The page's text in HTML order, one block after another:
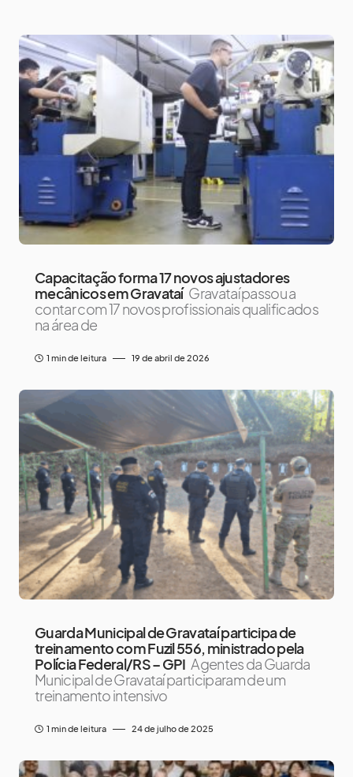
Capacitação forma 17 novos ajustadores
mecânicos em Gravataí Gravataí passou a
contar com 17 novos profissionais qualificados
na área de
1 min de leitura 19 de abril de 2026
Guarda Municipal de Gravataí participa de
treinamento com Fuzil 556, ministrado pela
Polícia Federal/RS – GPI Agentes da Guarda
Municipal de Gravataí participaram de um
treinamento intensivo
1 min de leitura 24 de julho de 2025